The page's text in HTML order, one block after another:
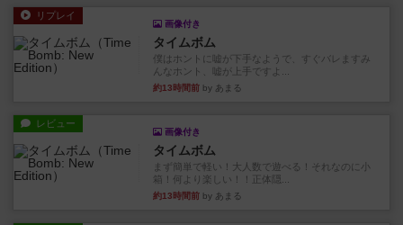
リプレイ
画像付き
タイムボム
僕はホントに嘘が下手なようで、すぐバレますみ
んなホント、嘘が上手ですよ...
約13時間前 by あまる
レビュー
画像付き
タイムボム
まず簡単で軽い！大人数で遊べる！それなのに小
箱！何より楽しい！！正体隠...
約13時間前 by あまる